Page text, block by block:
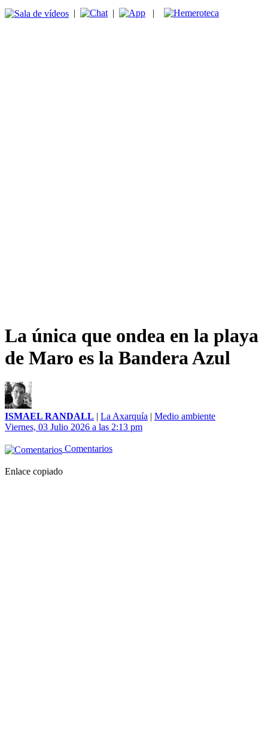
| | |
La única que ondea en la playa
de Maro es la Bandera Azul
ISMAEL RANDALL | La Axarquía | Medio ambiente
Viernes, 03 Julio 2026 a las 2:13 pm
Comentarios
Enlace copiado